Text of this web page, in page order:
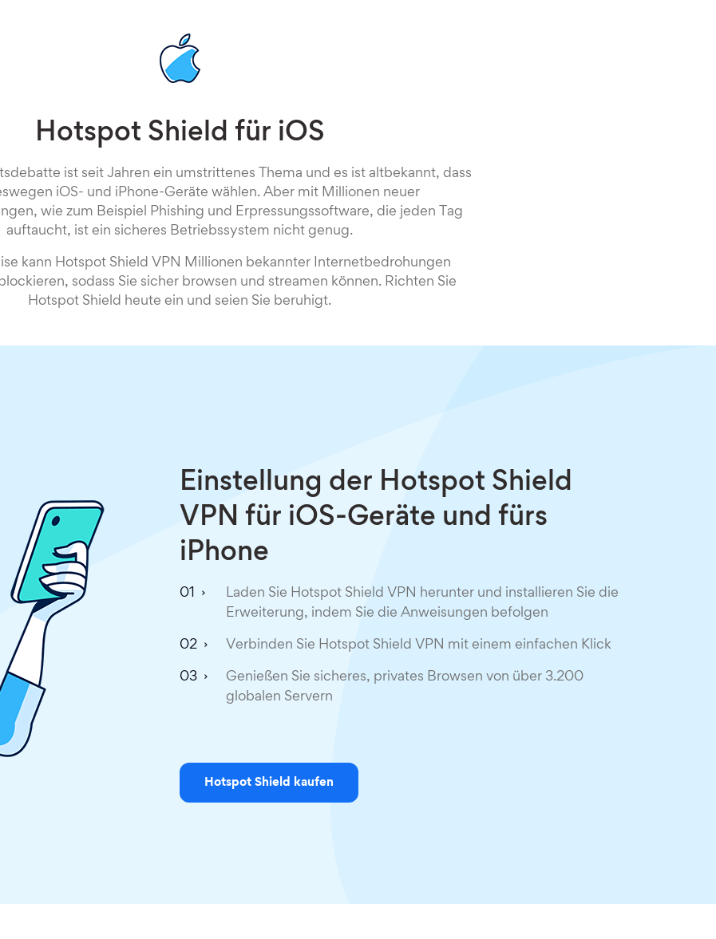
Hotspot Shield für iOS
ist seit Jahren ein umstrittenes Thema und es ist altbekannt, dass
iOS- und iPhone-Geräte wählen. Aber mit Millionen neuer
wie zum Beispiel Phishing und Erpressungssoftware, die jeden Tag
auftaucht, ist ein sicheres Betriebssystem nicht genug.
kann Hotspot Shield VPN Millionen bekannter Internetbedrohungen
sodass Sie sicher browsen und streamen können. Richten Sie
Hotspot Shield heute ein und seien Sie beruhigt.
Einstellung der Hotspot Shield
VPN für iOS-Geräte und fürs
iPhone
Laden Sie Hotspot Shield VPN herunter und installieren Sie die
Erweiterung, indem Sie die Anweisungen befolgen
Verbinden Sie Hotspot Shield VPN mit einem einfachen Klick
Genießen Sie sicheres, privates Browsen von über 3.200
globalen Servern
Hotspot Shield kaufen